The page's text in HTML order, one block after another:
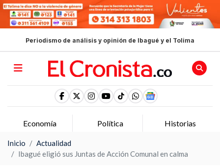
Periodismo de análisis y opinión de Ibagué y el Tolima
Economía Política Historias
Inicio
Actualidad
Ibagué eligió sus Juntas de Acción Comunal en calma